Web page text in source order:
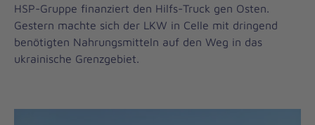
HSP-Gruppe finanziert den Hilfs-Truck gen Osten.
Gestern machte sich der LKW in Celle mit dringend
benötigten Nahrungsmitteln auf den Weg in das
ukrainische Grenzgebiet.